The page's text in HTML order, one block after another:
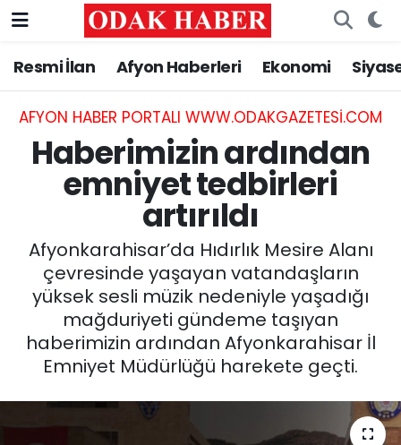
Resmi İlan Afyon Haberleri Ekonomi
AFYON HABER PORTALI WWW.ODAKGAZETESI.COM
Haberimizin ardından
emniyet tedbirleri
artırıldı
Afyonkarahisar’da Hıdırlık Mesire Alanı
çevresinde yaşayan vatandaşların
yüksek sesli müzik nedeniyle yaşadığı
mağduriyeti gündeme taşıyan
haberimizin ardından Afyonkarahisar İl
Emniyet Müdürlüğü harekete geçti.
AFYONKARAHİSAR HABERLERİ
Resmi İlan
ASAYİŞ
SİYASET
EĞİTİM
MAGAZİN
SPOR
Nöbetçi Eczaneler
Hava Durumu
Trafik Durumu
Süper Lig Puan Durumu ve Fikstür
Tüm Manşetler
Son Dakika Haberleri
Haber Arşivi